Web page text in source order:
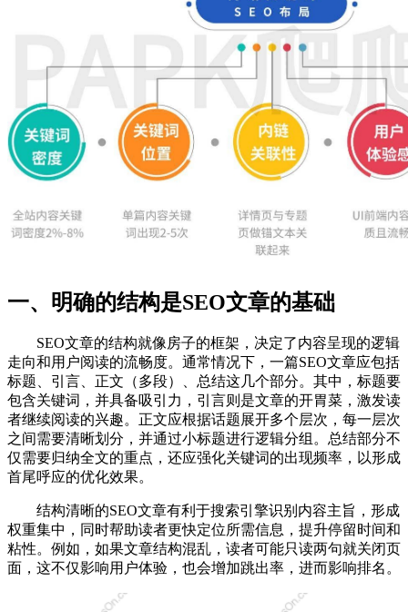
一、明确的结构是SEO文章的基础
SEO文章的结构就像房子的框架，决定了内容呈现的逻辑
走向和用户阅读的流畅度。通常情况下，一篇SEO文章应包括
标题、引言、正文（多段）、总结这几个部分。其中，标题要
包含关键词，并具备吸引力，引言则是文章的开胃菜，激发读
者继续阅读的兴趣。正文应根据话题展开多个层次，每一层次
之间需要清晰划分，并通过小标题进行逻辑分组。总结部分不
仅需要归纳全文的重点，还应强化关键词的出现频率，以形成
首尾呼应的优化效果。
结构清晰的SEO文章有利于搜索引擎识别内容主旨，形成
权重集中，同时帮助读者更快定位所需信息，提升停留时间和
粘性。例如，如果文章结构混乱，读者可能只读两句就关闭页
面，这不仅影响用户体验，也会增加跳出率，进而影响排名。